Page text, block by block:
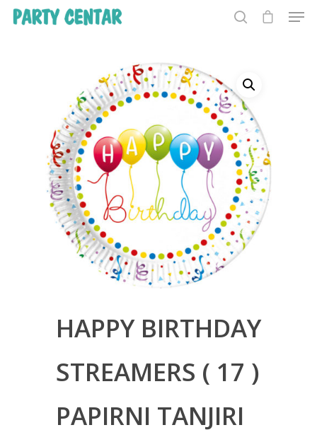
Hit enter to search or ESC to close
HAPPY BIRTHDAY
STREAMERS ( 17 )
PAPIRNI TANJIRI